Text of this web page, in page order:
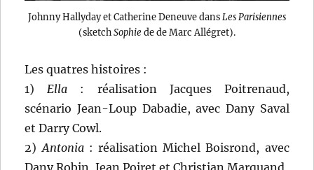
Johnny Hallyday et Catherine Deneuve dans Les Parisiennes
(sketchSophiede de Marc Allégret).
Les quatres histoires :
1) Ella : réalisation Jacques Poitrenaud,
scénario Jean-Loup Dabadie, avec Dany Saval
et Darry Cowl.
2) Antonia: réalisation Michel Boisrond, avec
Dany Robin, Jean Poiret et Christian Marquand